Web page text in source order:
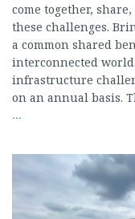
come together,
these challenges.
a common shared
interconnected
infrastructure
on an annual basis.
...